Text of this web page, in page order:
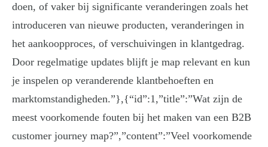
doen, of vaker bij significante veranderingen zoals het
introduceren van nieuwe producten, veranderingen in
het aankoopproces, of verschuivingen in klantgedrag.
Door regelmatige updates blijft je map relevant en kun
je inspelen op veranderende klantbehoeften en
marktomstandigheden.”},{“id”:1,”title”:”Wat zijn de
meest voorkomende fouten bij het maken van een B2B
customer journey map?”,”content”:”Veel voorkomende